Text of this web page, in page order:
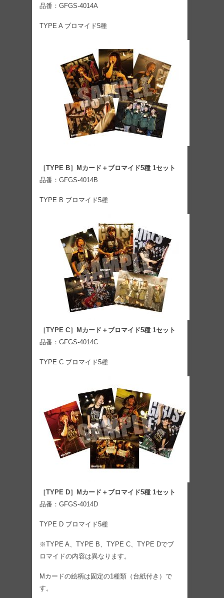
品番：GFGS-4014A
TYPE A ブロマイド5種
［TYPE B］Mカード＋ブロマイド5種 1セット
品番：GFGS-4014B
TYPE B ブロマイド5種
［TYPE C］Mカード＋ブロマイド5種 1セット
品番：GFGS-4014C
TYPE C ブロマイド5種
［TYPE D］Mカード＋ブロマイド5種 1セット
品番：GFGS-4014D
TYPE D ブロマイド5種
※TYPE A、TYPE B、TYPE C、TYPE Dでブ
ロマイドの内容は異なります。
Mカードの絵柄は固定の1種類（台紙付き）で
す。